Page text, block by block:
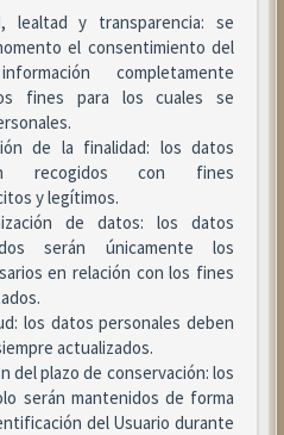
lealtad y transparencia: se
el consentimiento del
completamente
fines para los cuales se
de la finalidad: los datos
recogidos con fines
y legítimos.
de datos: los datos
serán únicamente los
en relación con los fines
los datos personales deben
actualizados.
del plazo de conservación: los
serán mantenidos de forma
del Usuario durante